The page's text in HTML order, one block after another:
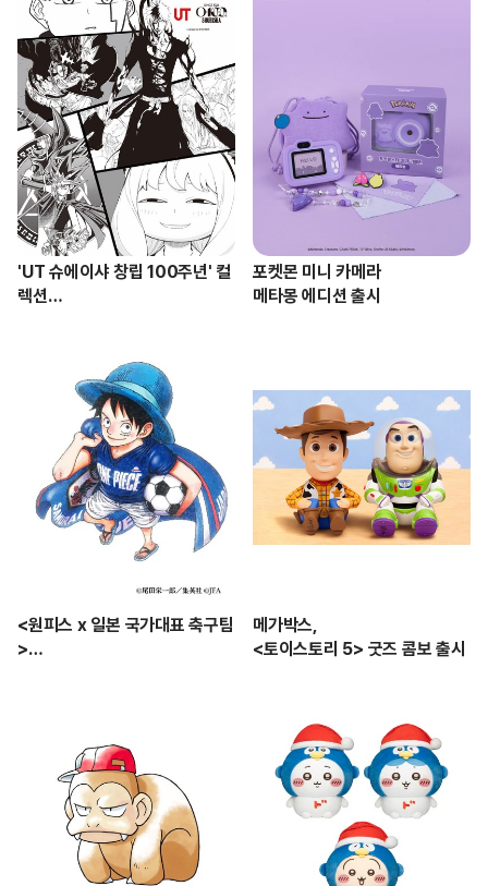
'UT 슈에이샤 창립 100주년' 컬
렉션
포켓몬 미니 카메라
메타몽 에디션 출시
<원피스 x 일본 국가대표 축구팀
>
메가박스,
<토이스토리 5> 굿즈 콤보 출시